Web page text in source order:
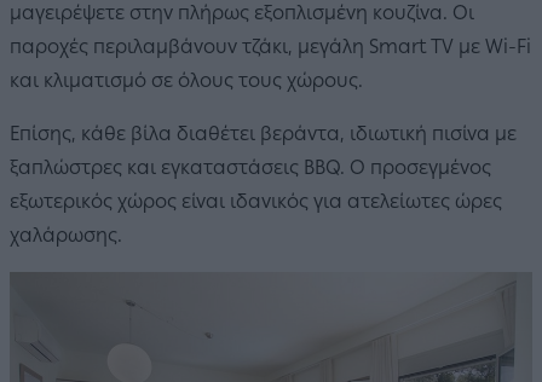
μαγειρέψετε στην πλήρως εξοπλισμένη κουζίνα. Οι
παροχές περιλαμβάνουν τζάκι, μεγάλη Smart TV με Wi-Fi
και κλιματισμό σε όλους τους χώρους.
Επίσης, κάθε βίλα διαθέτει βεράντα, ιδιωτική πισίνα με
ξαπλώστρες και εγκαταστάσεις BBQ. Ο προσεγμένος
εξωτερικός χώρος είναι ιδανικός για ατελείωτες ώρες
χαλάρωσης.